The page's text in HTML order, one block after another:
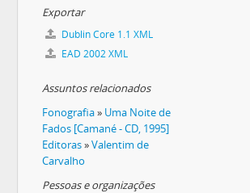
Exportar
Dublin Core 1.1 XML
EAD 2002 XML
Assuntos relacionados
Fonografia» Uma Noite de
Fados [Camané - CD, 1995]
Editoras»Valentim de
Carvalho
Pessoas e organizações